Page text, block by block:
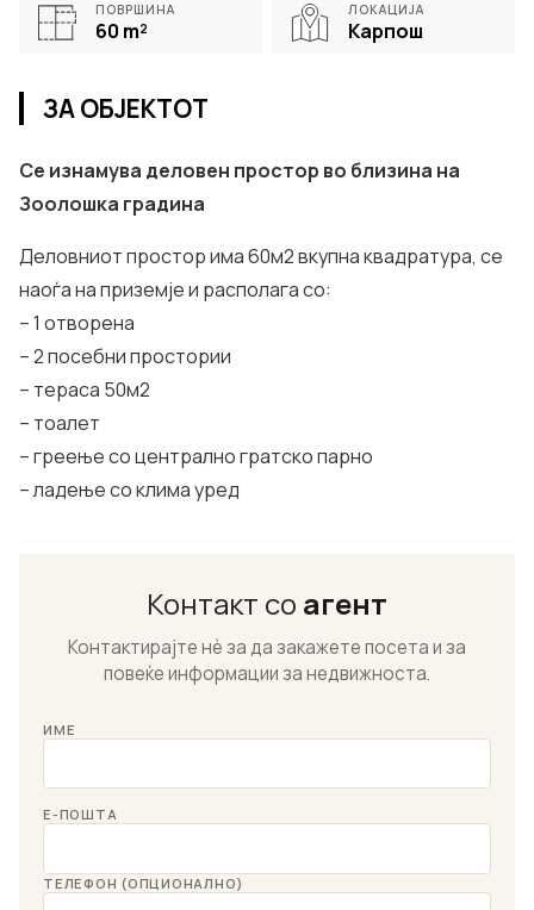
ПОВРШИНА
60 m²
ЛОКАЦИЈА
Карпош
ЗА ОБЈЕКТОТ
Се изнамува деловен простор во близина на
Зоолошка градина
Деловниот простор има 60м2 вкупна квадратура, се
наоѓа на приземје и располага со:
– 1 отворена
– 2 посебни простории
– тераса 50м2
– тоалет
– греење со централно гратско парно
– ладење со клима уред
Контакт со агент
Контактирајте нѐ за да закажете посета и за
повеќе информации за недвижноста.
ИМЕ
Е-ПОШТА
ТЕЛЕФОН (ОПЦИОНАЛНО)